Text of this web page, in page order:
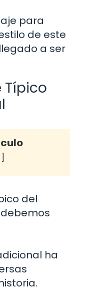
para
de este
a ser
Típico
del
ha